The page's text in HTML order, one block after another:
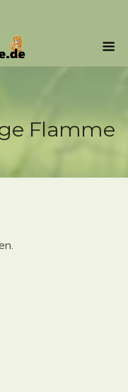
Flamme